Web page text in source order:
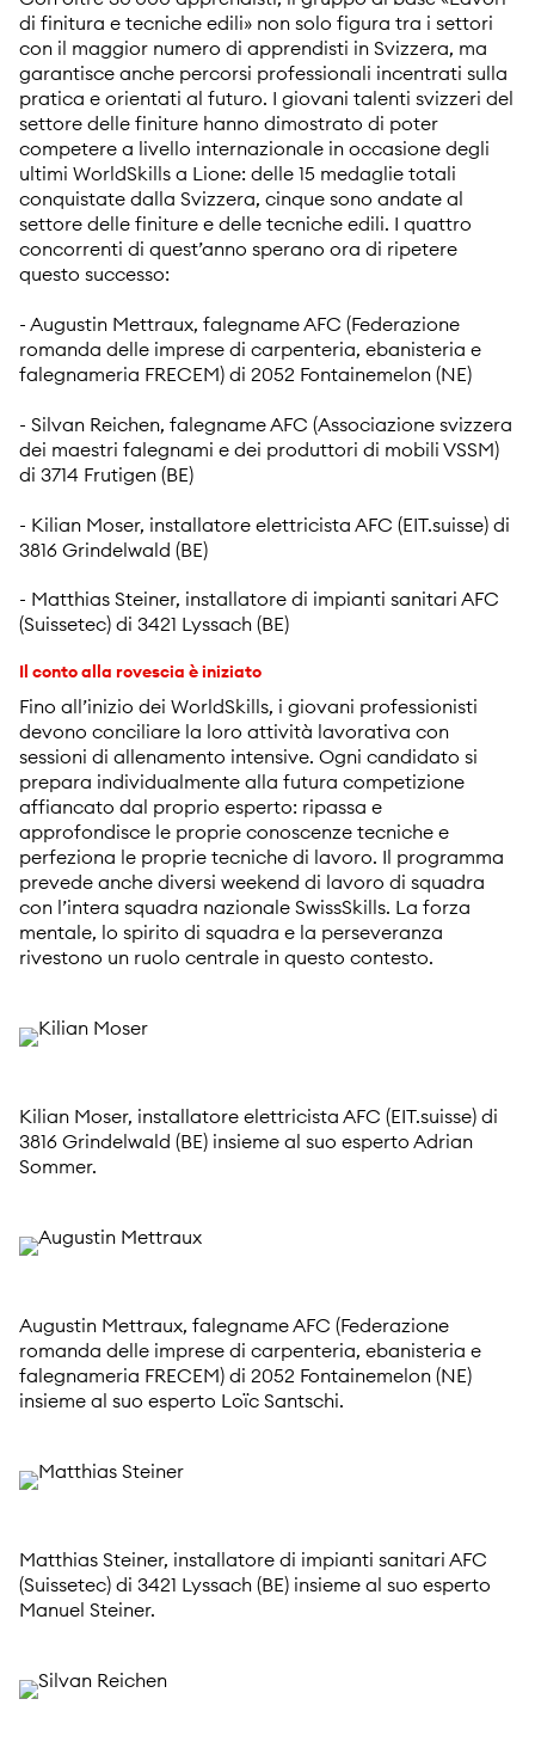
di finitura e tecniche edili» non solo figura tra i settori
con il maggior numero di apprendisti in Svizzera, ma
garantisce anche percorsi professionali incentrati sulla
pratica e orientati al futuro. I giovani talenti svizzeri del
settore delle finiture hanno dimostrato di poter
competere a livello internazionale in occasione degli
ultimi WorldSkills a Lione: delle 15 medaglie totali
conquistate dalla Svizzera, cinque sono andate al
settore delle finiture e delle tecniche edili. I quattro
concorrenti di quest’anno sperano ora di ripetere
questo successo:
- Augustin Mettraux, falegname AFC (Federazione
romanda delle imprese di carpenteria, ebanisteria e
falegnameria FRECEM) di 2052 Fontainemelon (NE)
- Silvan Reichen, falegname AFC (Associazione svizzera
dei maestri falegnami e dei produttori di mobili VSSM)
di 3714 Frutigen (BE)
- Kilian Moser, installatore elettricista AFC (EIT.suisse) di
3816 Grindelwald (BE)
- Matthias Steiner, installatore di impianti sanitari AFC
(Suissetec) di 3421 Lyssach (BE)
Il conto alla rovescia è iniziato
Fino all’inizio dei WorldSkills, i giovani professionisti
devono conciliare la loro attività lavorativa con
sessioni di allenamento intensive. Ogni candidato si
prepara individualmente alla futura competizione
affiancato dal proprio esperto: ripassa e
approfondisce le proprie conoscenze tecniche e
perfeziona le proprie tecniche di lavoro. Il programma
prevede anche diversi weekend di lavoro di squadra
con l’intera squadra nazionale SwissSkills. La forza
mentale, lo spirito di squadra e la perseveranza
rivestono un ruolo centrale in questo contesto.
Kilian Moser, installatore elettricista AFC (EIT.suisse) di
3816 Grindelwald (BE) insieme al suo esperto Adrian
Sommer.
Augustin Mettraux, falegname AFC (Federazione
romanda delle imprese di carpenteria, ebanisteria e
falegnameria FRECEM) di 2052 Fontainemelon (NE)
insieme al suo esperto Loïc Santschi.
Matthias Steiner, installatore di impianti sanitari AFC
(Suissetec) di 3421 Lyssach (BE) insieme al suo esperto
Manuel Steiner.